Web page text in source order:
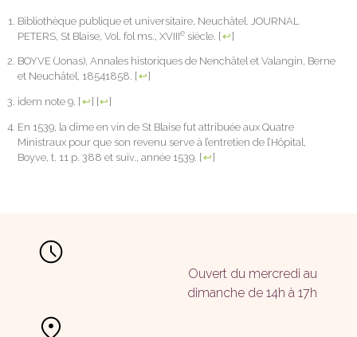
Bibliothèque publique et universitaire, Neuchâtel. JOURNAL
PETERS, St Blaise, Vol. fol ms., XVIIIe siècle. [↩]
BOYVE (Jonas), Annales historiques de Nenchâtel et Valangin, Berne
et Neuchâtel, 18541858. [↩]
idem note 9. [↩] [↩]
En 1539, la dîme en vin de St Blaise fut attribuée aux Quatre
Ministraux pour que son revenu serve à l’entretien de l’Hôpital,
Boyve, t. 11 p. 388 et suiv., année 1539. [↩]
Ouvert du mercredi au
dimanche de 14h à 17h